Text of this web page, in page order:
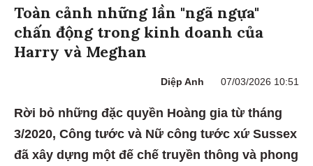
Toàn cảnh những lần "ngã ngựa"
chấn động trong kinh doanh của
Harry và Meghan
Diệp Anh 07/03/2026 10:51
Rời bỏ những đặc quyền Hoàng gia từ tháng
3/2020, Công tước và Nữ công tước xứ Sussex
đã xây dựng một đế chế truyền thông và phong